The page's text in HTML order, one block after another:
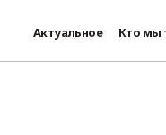
Актуальное Кто мы